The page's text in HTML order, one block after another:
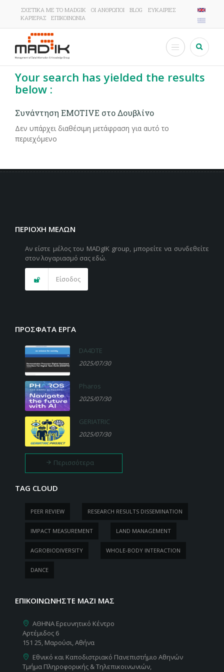
το
περιεχόμενο
Top
menu
ΣΧΕΤΙΚΆ ΜΕ ΤΟ MADGIK ΟΙ ΆΝΘΡΩΠΟΙ BLOG
ΕΥΚΑΙΡΊΕΣ
ΚΑΡΙΈΡΑΣ
ΕΠΙΚΟΙΝΩΝΊΑ
Your search has yielded the results
below :
Συνάντηση EMOTIVE στο Δουβλίνο
Δεν υπάρχει διαθέσιμη μετάφραση για αυτό το
περιεχόμενο
ΠΕΡΙΟΧΉ ΜΕΛΏΝ
Αν είστε μέλος του MADgIK group, μπορείτε να συνδεθείτε
στον λογαριασμό σας εδώ.
Είσοδος
ΠΡΌΣΦΑΤΑ ΈΡΓΑ
DA4DTE
2025/07/30
Pharos
2025/07/30
GERIATRIC
2025/07/30
Περισσότερα
TAG CLOUD
PEER REVIEW RESEARCH RESULTS DISSEMINATION
IMPACT MEASUREMENT LAND MANAGEMENT
AGROBIODIVERSITY WHOLE-BODY INTERACTION
DANCE
ΕΠΙΚΟΙΝΩΝΉΣΤΕ ΜΑΖΊ ΜΑΣ
ΑΘΗΝΑ Ερευνητικό Κέντρο
Αρτέμιδος 6
151 25, Μαρούσι, Αθήνα
Εθνικό και Καποδιστριακό Πανεπιστήμιο Αθηνών
Τμήμα Πληροφορικής & Τηλεπικοινωνιών,